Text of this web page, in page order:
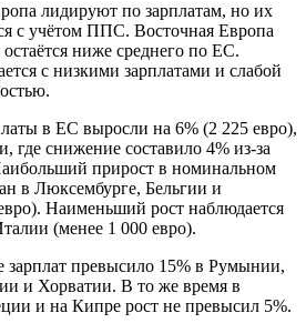
лидируют по зарплатам, но их
с учётом ППС. Восточная Европа
ниже среднего по ЕС.
с низкими зарплатами и слабой
в ЕС выросли на 6% (2 225 евро),
снижение составило 4% из-за
прирост в номинальном
в Люксембурге, Бельгии и
Наименьший рост наблюдается
(менее 1 000 евро).
зарплат превысило 15% в Румынии,
и Хорватии. В то же время в
и на Кипре рост не превысил 5%.